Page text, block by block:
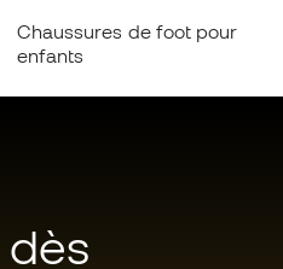
Chaussures de foot pour
enfants
dès